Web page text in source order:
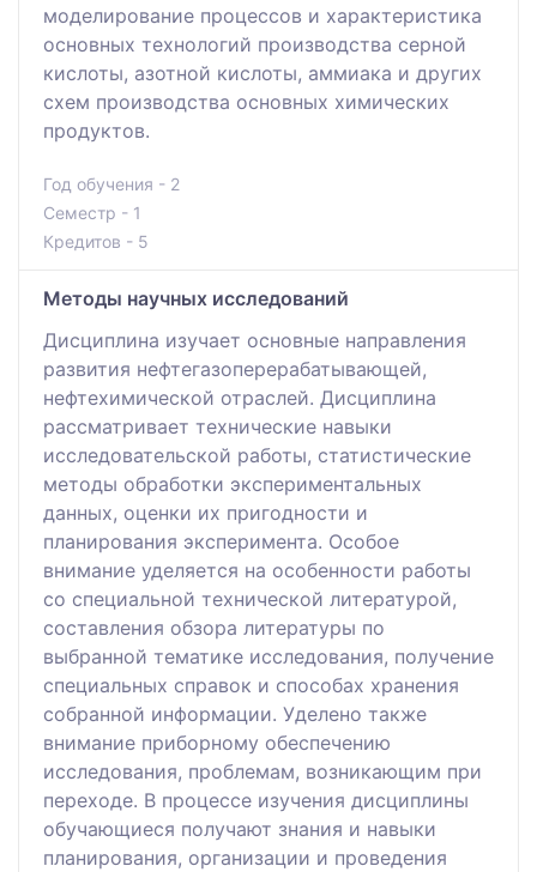
моделирование процессов и характеристика
основных технологий производства серной
кислоты, азотной кислоты, аммиака и других
схем производства основных химических
продуктов.
Год обучения - 2
Семестр - 1
Кредитов - 5
Методы научных исследований
Дисциплина изучает основные направления
развития нефтегазоперерабатывающей,
нефтехимической отраслей. Дисциплина
рассматривает технические навыки
исследовательской работы, статистические
методы обработки экспериментальных
данных, оценки их пригодности и
планирования эксперимента. Особое
внимание уделяется на особенности работы
со специальной технической литературой,
составления обзора литературы по
выбранной тематике исследования, получение
специальных справок и способах хранения
собранной информации. Уделено также
внимание приборному обеспечению
исследования, проблемам, возникающим при
переходе. В процессе изучения дисциплины
обучающиеся получают знания и навыки
планирования, организации и проведения